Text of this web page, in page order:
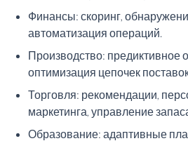
Финансы: скоринг,
автоматизация операций.
Производство: предиктивное
оптимизация цепочек
Торговля: рекомендации,
маркетинга, управление
Образование: адаптивные